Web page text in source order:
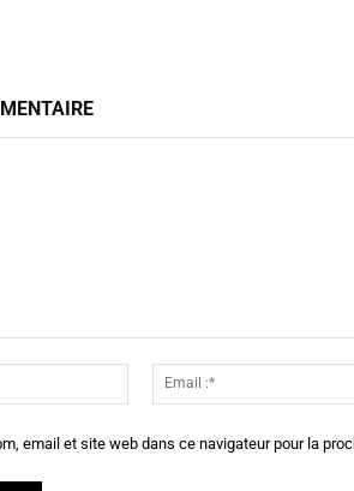
:*
email et site web dans ce navigateur pour la